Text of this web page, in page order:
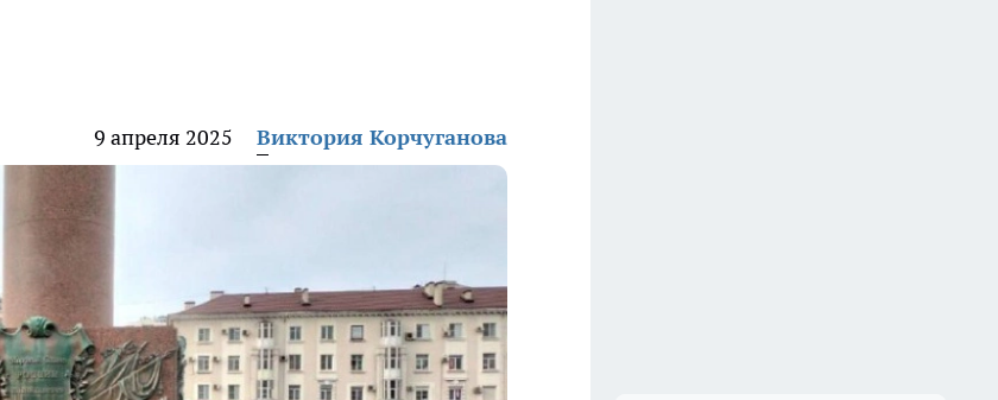
9 апреля 2025 Виктория Корчуганова